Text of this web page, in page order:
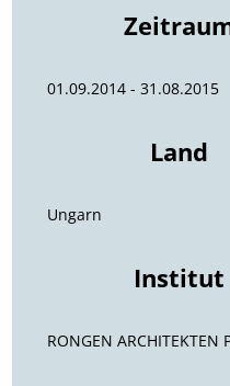
01.09.2014 - 31.08.2015
Land
Ungarn
Institut
RONGEN ARCHITEKTEN